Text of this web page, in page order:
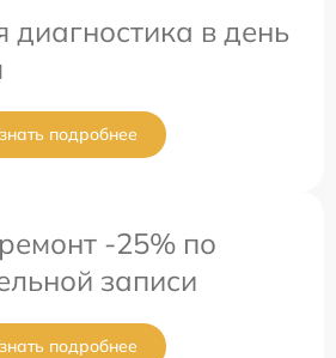
диагностика в день
подробнее
-25% по
записи
подробнее